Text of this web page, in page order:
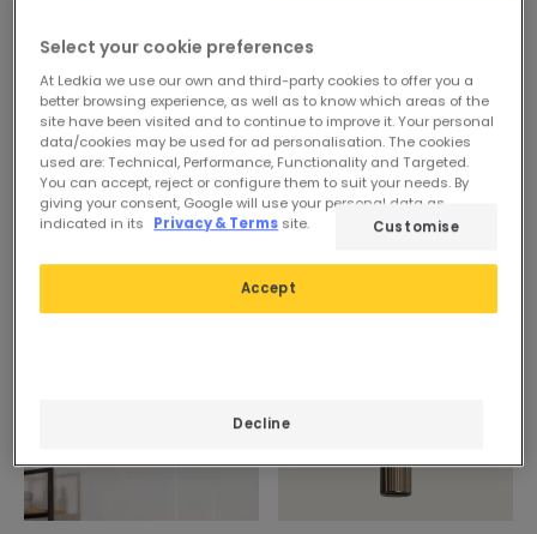
-24%
Select your cookie preferences
At Ledkia we use our own and third-party cookies to offer you a
better browsing experience, as well as to know which areas of the
site have been visited and to continue to improve it. Your personal
data/cookies may be used for ad personalisation. The cookies
used are: Technical, Performance, Functionality and Targeted.
You can accept, reject or configure them to suit your needs. By
giving your consent, Google will use your personal data as
indicated in its
Privacy & Terms site.
Decline
Accept
Customise